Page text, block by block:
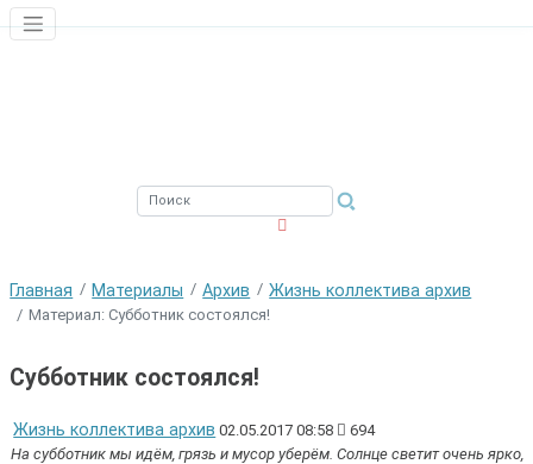
Главная Материалы Архив Жизнь коллектива архив
Материал: Субботник состоялся!
Субботник состоялся!
Жизнь коллектива архив 02.05.2017 08:58
694
На субботник мы идём, грязь и мусор уберём. Солнце светит очень ярко,